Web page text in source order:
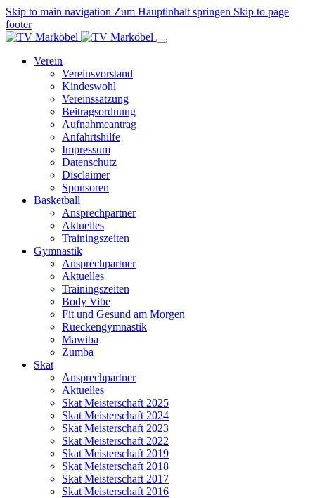
Skip to main navigation Zum Hauptinhalt springen Skip to page
footer
Verein
Vereinsvorstand
Kindeswohl
Vereinssatzung
Beitragsordnung
Aufnahmeantrag
Anfahrtshilfe
Impressum
Datenschutz
Disclaimer
Sponsoren
Basketball
Ansprechpartner
Aktuelles
Trainingszeiten
Gymnastik
Ansprechpartner
Aktuelles
Trainingszeiten
Body Vibe
Fit und Gesund am Morgen
Rueckengymnastik
Mawiba
Zumba
Skat
Ansprechpartner
Aktuelles
Skat Meisterschaft 2025
Skat Meisterschaft 2024
Skat Meisterschaft 2023
Skat Meisterschaft 2022
Skat Meisterschaft 2019
Skat Meisterschaft 2018
Skat Meisterschaft 2017
Skat Meisterschaft 2016